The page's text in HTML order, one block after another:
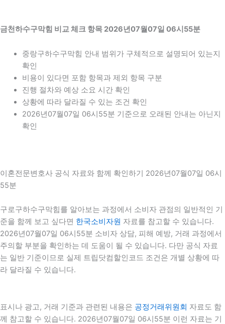
금천하수구막힘 비교 체크 항목 2026년07월07일 06시55분
중랑구하수구막힘 안내 범위가 구체적으로 설명되어 있는지
확인
비용이 있다면 포함 항목과 제외 항목 구분
진행 절차와 예상 소요 시간 확인
상황에 따라 달라질 수 있는 조건 확인
2026년07월07일 06시55분 기준으로 오래된 안내는 아닌지
확인
이혼전문변호사 공식 자료와 함께 확인하기 2026년07월07일 06시
55분
구로구하수구막힘를 알아보는 과정에서 소비자 관점의 일반적인 기
준을 함께 보고 싶다면 한국소비자원 자료를 참고할 수 있습니다.
2026년07월07일 06시55분 소비자 상담, 피해 예방, 거래 과정에서
주의할 부분을 확인하는 데 도움이 될 수 있습니다. 다만 공식 자료
는 일반 기준이므로 실제 트립닷컴할인코드 조건은 개별 상황에 따
라 달라질 수 있습니다.
표시나 광고, 거래 기준과 관련된 내용은 공정거래위원회 자료도 함
께 참고할 수 있습니다. 2026년07월07일 06시55분 이런 자료는 기